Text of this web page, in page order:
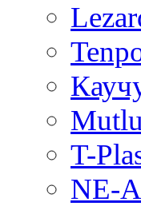
T-
NE-